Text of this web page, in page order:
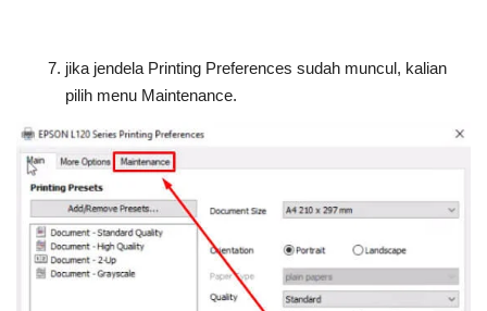
jika jendela Printing Preferences sudah muncul, kalian
pilih menu Maintenance.